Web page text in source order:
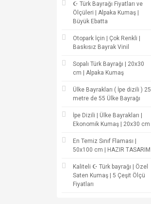
☪ Türk Bayrağı Fiyatları ve
Ölçüleri | Alpaka Kumaş |
Büyük Ebatta
Otopark İçin | Çok Renkli |
Baskısız Bayrak Vinil
Sopalı Türk Bayrağı | 20x30
cm | Alpaka Kumaş
Ülke Bayrakları ( İpe dizili ) 25
metre de 55 Ülke Bayrağı
İpe Dizili | Ülke Bayrakları |
Ekonomik Kumaş | 20x30 cm
En Temiz Sınıf Flaması |
50x100 cm | HAZIR TASARIM
Kaliteli ☪ Türk bayrağı | Özel
Saten Kumaş | 5 Çeşit Ölçü
Fiyatları